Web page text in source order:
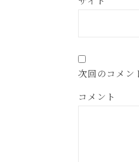
次回のコメン
コメント